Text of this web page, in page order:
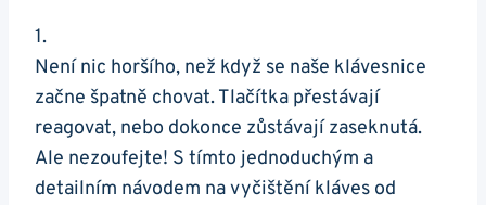
1.
Není nic horšího, než když ⁣se⁤ naše klávesnice
začne špatně chovat. Tlačítka ⁢přestávají
reagovat, nebo dokonce zůstávají zaseknutá.
Ale nezoufejte! S tímto jednoduchým ⁤a
detailním návodem na ‍vyčištění ‍kláves od